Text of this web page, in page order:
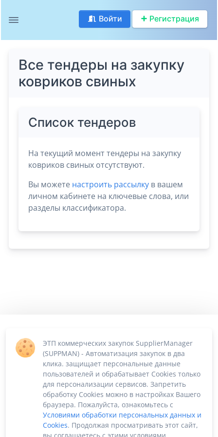
Войти Регистрация
Все тендеры на закупку
ковриков свиных
Список тендеров
На текущий момент тендеры на закупку
ковриков свиных отсутствуют.
Вы можете настроить рассылку в вашем
личном кабинете на ключевые слова, или
разделы классификатора.
ЭТП коммерческих закупок SupplierManager
(SUPPMAN) - Автоматизация закупок в два
клика. защищает персональные данные
пользователей и обрабатывает Cookies только
для персонализации сервисов. Запретить
обработку Cookies можно в настройках Вашего
браузера. Пожалуйста, ознакомьтесь с
Условиями обработки персональных данных и
Cookies. Продолжая просматривать этот сайт,